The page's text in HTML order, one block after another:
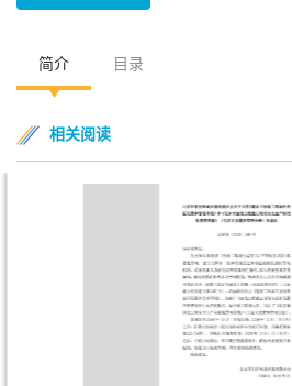
简介 目录
相关阅读